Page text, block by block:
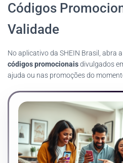
Códigos
Validade
No aplicativo da SHEIN Brasil, abra
códigos promocionaisdivulgados
ajuda ou nas promoções do